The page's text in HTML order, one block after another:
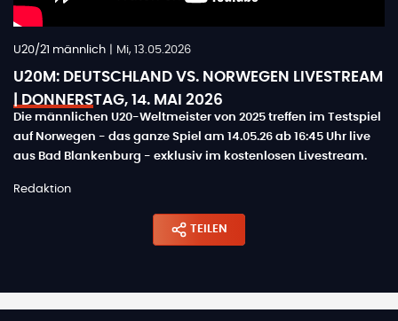
U20/21 männlich Mi, 13.05.2026
U20M: DEUTSCHLAND VS. NORWEGEN LIVESTREAM
| DONNERSTAG, 14. MAI 2026
Die männlichen U20-Weltmeister von 2025 treffen im Testspiel
auf Norwegen - das ganze Spiel am 14.05.26 ab 16:45 Uhr live
aus Bad Blankenburg - exklusiv im kostenlosen Livestream.
Redaktion
TEILEN